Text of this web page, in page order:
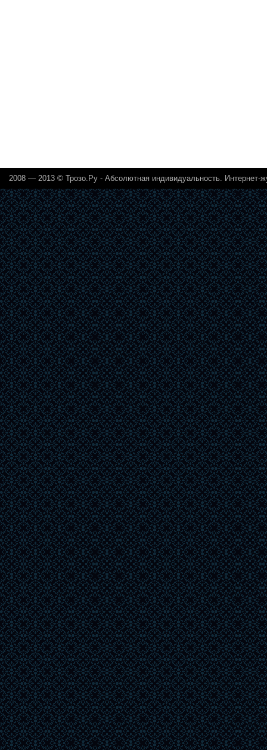
2008 — 2013 © Трозо.Ру - Абсолютная индивидуальность. Интернет-